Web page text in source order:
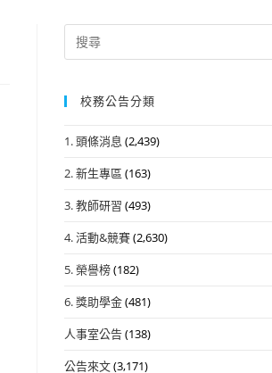
Search
for:
校務公告分類
1. 頭條消息 (2,439)
2. 新生專區 (163)
3. 教師研習 (493)
4. 活動&競賽(2,630)
5. 榮譽榜(182)
6. 獎助學金(481)
人事室公告(138)
公告來文(3,171)